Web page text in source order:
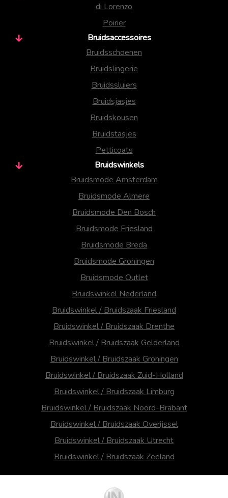
di Lorenzo
Poirier
Bruidsaccessoires
Bruidsschoenen
Bruidslingerie
Bruidssluiers
Bruidsjasjes
Bruidskousen
Bruidstasjes
Petticoats
Bruidswinkels
Bruidsmode Amsterdam
Bruidsmode Almere
Bruidsmode Den Bosch
Bruidsmode Friesland
Bruidsmode Breda
Bruidsmode Groningen
Bruidsmode Outlet
Bruidswinkel Nederland
Bruidswinkel / Bruidszaak Friesland
Bruidswinkel / Bruidszaak Drenthe
Bruidswinkel / Bruidszaak Gelderland
Bruidswinkel / Bruidszaak Groningen
Bruidswinkel / Bruidszaak Zuid-Holland
Bruidswinkel / Bruidszaak Limburg
Bruidswinkel / Bruidszaak Noord-Brabant
Bruidswinkel / Bruidszaak Overijssel
Bruidswinkel / Bruidszaak Utrecht
Bruidswinkel / Bruidszaak Zeeland